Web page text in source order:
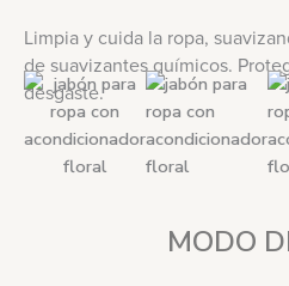
MODO
Limpia y cuida la ropa,
de suavizantes químicos.
desgaste.